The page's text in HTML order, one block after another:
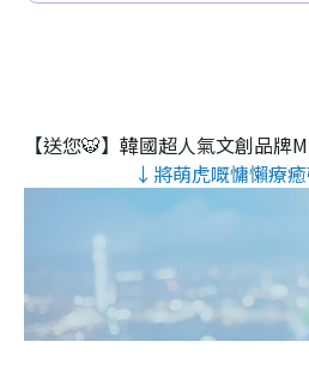
【送您🐯】韓國超人氣文創品牌
↓將萌虎嘅慵懶療